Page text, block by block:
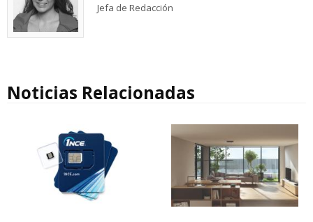
Jefa de Redacción
Noticias Relacionadas